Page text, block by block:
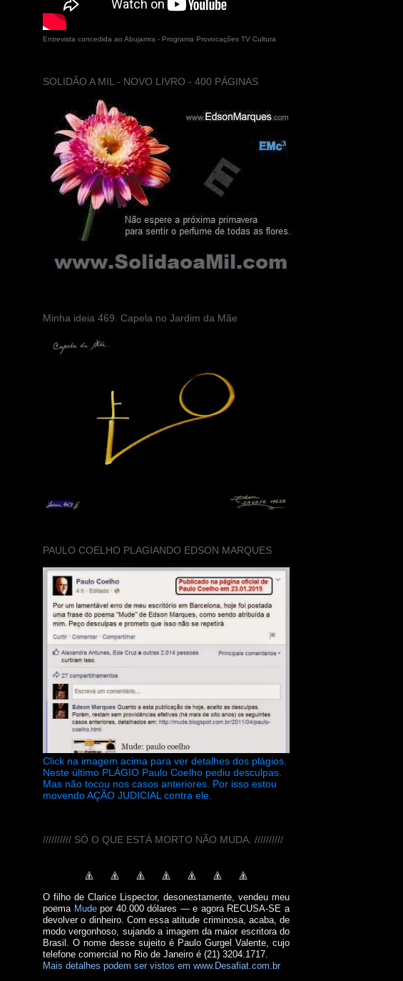
Entrevista concedida ao Abujamra - Programa Provocações TV Cultura
SOLIDÃO A MIL - NOVO LIVRO - 400 PÁGINAS
Minha ideia 469. Capela no Jardim da Mãe
PAULO COELHO PLAGIANDO EDSON MARQUES
Click na imagem acima para ver detalhes dos plágios.
Neste último PLÁGIO Paulo Coelho pediu desculpas.
Mas não tocou nos casos anteriores. Por isso estou
movendo AÇÃO JUDICIAL contra ele.
////////// SÓ O QUE ESTÁ MORTO NÃO MUDA. //////////
O filho de Clarice Lispector, desonestamente, vendeu meu
poema Mudepor 40.000 dólares — e agora RECUSA-SE a
devolver o dinheiro. Com essa atitude criminosa, acaba, de
modo vergonhoso, sujando a imagem da maior escritora do
Brasil. O nome desse sujeito é Paulo Gurgel Valente, cujo
telefone comercial no Rio de Janeiro é (21) 3204.1717.
Mais detalhes podem ser vistos em www.Desafiat.com.br